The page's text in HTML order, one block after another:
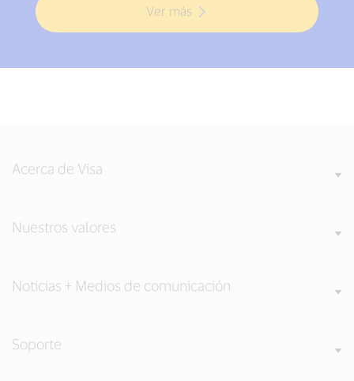
Ver más
Acerca de Visa
Nuestros valores
Noticias + Medios de comunicación
Soporte